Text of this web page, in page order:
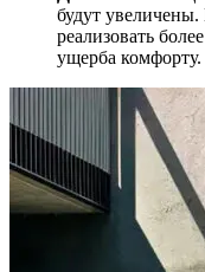
будут увеличены.
реализовать
ущерба комфорту.